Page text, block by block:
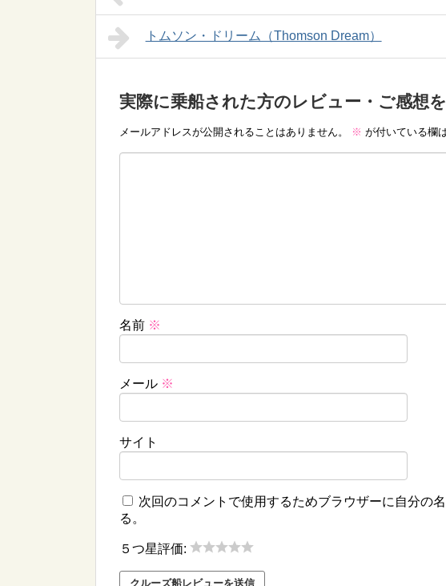
トムソン・ドリーム（Thomson Dream）
実際に乗船された方のレビュー・ご感想
メールアドレスが公開されることはありません。 ※ が付いている欄
名前 ※
メール ※
サイト
次回のコメントで使用するためブラウザーに自分の
る。
５つ星評価: